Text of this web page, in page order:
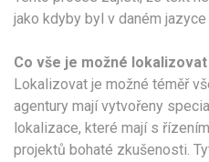
jako kdyby byl v daném
Co vše je možné lokalizovat
Lokalizovat je možné téměř
agentury mají vytvořeny
lokalizace, které mají s
projektů bohaté zkušenosti.